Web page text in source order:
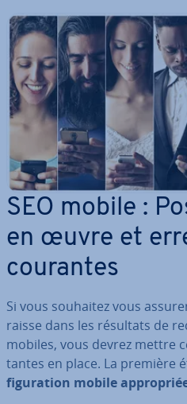
SEO mobile :
en œuvre et
courantes
Si vous souhaitez vous
raisse dans les résultats de
mobiles, vous devrez mettre
tantes en place. La première
fi­gu­ra­tion mobile